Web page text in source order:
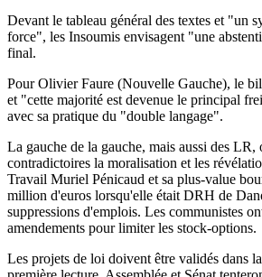
Devant le tableau général des textes et "un
force", les Insoumis envisagent "une
final.
Pour Olivier Faure (Nouvelle Gauche), le
et "cette majorité est devenue le principal
avec sa pratique du "double langage".
La gauche de la gauche, mais aussi des LR,
contradictoires la moralisation et les
Travail Muriel Pénicaud et sa plus-value
million d'euros lorsqu'elle était DRH de
suppressions d'emplois. Les communistes
amendements pour limiter les stock-options.
Les projets de loi doivent être validés dans